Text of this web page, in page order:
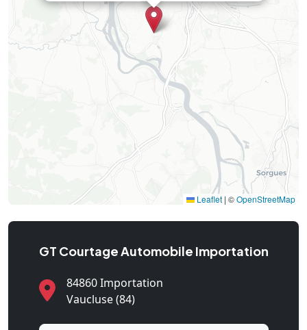
Leaflet | ©OpenStreetMap
GT Courtage Automobile Importation
84860 Importation
Vaucluse (84)